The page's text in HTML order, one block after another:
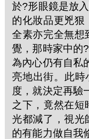
於?形眼鏡是放
的化妝品更兇狠
全素亦完全無想
覺，那時家中的
為內心仍有自私
亮地出街。此時
度，就決定再驗
之下，竟然在
光都減了，視光
的有能力做自我